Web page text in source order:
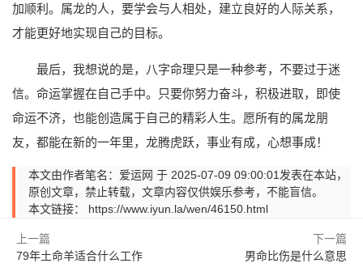
加顺利。属龙的人，要学会与人相处，建立良好的人际关系，
才能更好地实现自己的目标。
最后，我想说的是，八字命理只是一种参考，不要过于迷
信。命运掌握在自己手中。只要你努力奋斗，积极进取，即使
命运不济，也能创造属于自己的精彩人生。愿所有的属龙朋
友，都能在新的一年里，龙腾虎跃，事业有成，心想事成！
本文由作者笔名：爱运网 于 2025-07-09 09:00:01发表在本站，
原创文章，禁止转载，文章内容仅供娱乐参考，不能盲信。
本文链接： https://www.iyun.la/wen/46150.html
上一篇
79年土命羊适合什么工作
下一篇
男命比伤是什么意思